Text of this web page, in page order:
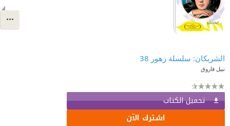
الشريكان: سلسلة زهور 38
نبيل فاروق
تحميل الكتاب
اشترك الآن